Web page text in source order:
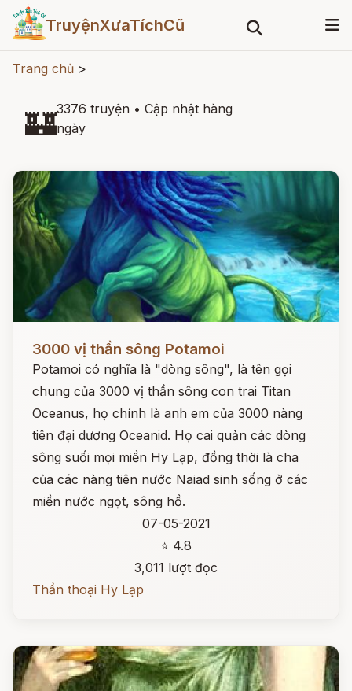
TruyệnXưaTíchCũ
Trang chủ >
🏰3376 truyện • Cập nhật hàng
ngày
3000 vị thần sông Potamoi
Potamoi có nghĩa là "dòng sông", là tên gọi
chung của 3000 vị thần sông con trai Titan
Oceanus, họ chính là anh em của 3000 nàng
tiên đại dương Oceanid. Họ cai quản các dòng
sông suối mọi miền Hy Lạp, đồng thời là cha
của các nàng tiên nước Naiad sinh sống ở các
miền nước ngọt, sông hồ.
07-05-2021
⭐ 4.8
3,011 lượt đọc
Thần thoại Hy Lạp